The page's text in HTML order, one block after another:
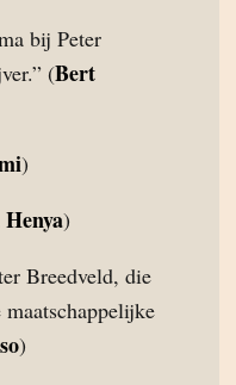
bij Peter
(Bert
)
)
Breedveld, die
)